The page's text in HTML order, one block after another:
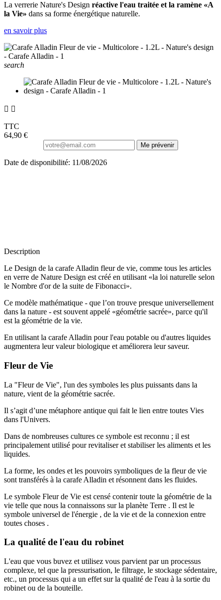
La verrerie Nature's Design réactive l'eau traitée et la ramène «A
la Vie» dans sa forme énergétique naturelle.
en savoir plus
search
 
TTC
64,90 €
Me prévenir
Date de disponibilité: 11/08/2026
Description
Le Design de la carafe Alladin fleur de vie, comme tous les articles
en verre de Nature Design est créé en utilisant «la loi naturelle selon
le Nombre d'or de la suite de Fibonacci».
Ce modèle mathématique - que l’on trouve presque universellement
dans la nature - est souvent appelé «géométrie sacrée», parce qu'il
est la géométrie de la vie.
En utilisant la carafe Alladin pour l'eau potable ou d'autres liquides
augmentera leur valeur biologique et améliorera leur saveur.
Fleur de Vie
La "Fleur de Vie", l'un des symboles les plus puissants dans la
nature, vient de la géométrie sacrée.
Il s’agit d’une métaphore antique qui fait le lien entre toutes Vies
dans l'Univers.
Dans de nombreuses cultures ce symbole est reconnu ; il est
principalement utilisé pour revitaliser et stabiliser les aliments et les
liquides.
La forme, les ondes et les pouvoirs symboliques de la fleur de vie
sont transférés à la carafe Alladin et résonnent dans les fluides.
Le symbole Fleur de Vie est censé contenir toute la géométrie de la
vie telle que nous la connaissons sur la planète Terre . Il est le
symbole universel de l'énergie , de la vie et de la connexion entre
toutes choses .
La qualité de l'eau du robinet
L'eau que vous buvez et utilisez vous parvient par un processus
complexe, tel que la pressurisation, le filtrage, le stockage sédentaire,
etc., un processus qui a un effet sur la qualité de l'eau à la sortie du
robinet ou de la bouteille.